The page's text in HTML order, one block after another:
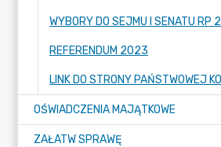
REFERENDUM 2023
OŚWIADCZENIA MAJĄTKOWE
ZAŁATW SPRAWĘ